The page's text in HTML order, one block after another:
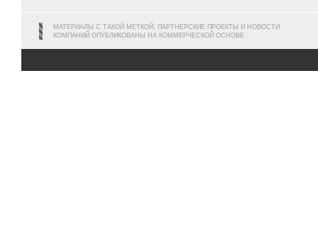
МАТЕРИАЛЫ С ТАКОЙ МЕТКОЙ, ПАРТНЕРСКИЕ ПРОЕКТЫ И НОВОСТИ
КОМПАНИЙ ОПУБЛИКОВАНЫ НА КОММЕРЧЕСКОЙ ОСНОВЕ